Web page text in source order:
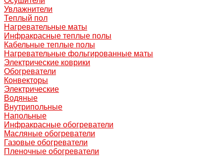
Увлажнители
Теплый пол
Нагревательные маты
Инфракрасные теплые полы
Кабельные теплые полы
Нагревательные фольгированные маты
Электрические коврики
Обогреватели
Конвекторы
Электрические
Водяные
Внутрипольные
Напольные
Инфракрасные обогреватели
Масляные обогреватели
Газовые обогреватели
Пленочные обогреватели